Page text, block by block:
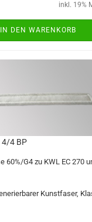
inkl. 19%
IN DEN WARENKORB
4/4 BP
60%/G4 zu KWL EC 270
Kunstfaser,